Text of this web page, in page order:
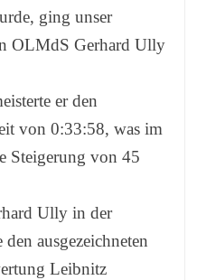
ging unser
OLMdS Gerhard Ully
er den
von 0:33:58, was im
Steigerung von 45
Ully in der
ausgezeichneten
Leibnitz